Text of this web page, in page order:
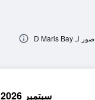
صور لـ D Maris Bay
سبتمبر 2026